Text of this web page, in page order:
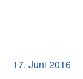
17. Juni 2016